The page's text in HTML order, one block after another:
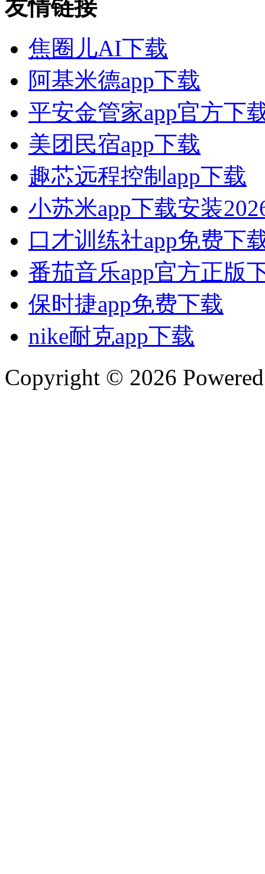
友情链接
焦圈儿AI下载
阿基米德app下载
平安金管家app官方下
美团民宿app下载
趣芯远程控制app下载
小苏米app下载安装
口才训练社app免费下
番茄音乐app官方正版
保时捷app免费下载
nike耐克app下载
Copyright © 2026